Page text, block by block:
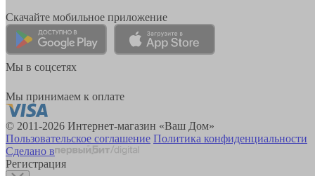
Скачайте мобильное приложение
Мы в соцсетях
Мы принимаем к оплате
© 2011-2026 Интернет-магазин «Ваш Дом»
Пользовательское соглашение Политика конфиденциальности
Сделано в
Регистрация